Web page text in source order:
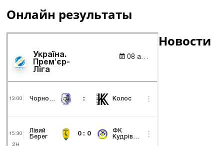
Онлайн результаты
Новости